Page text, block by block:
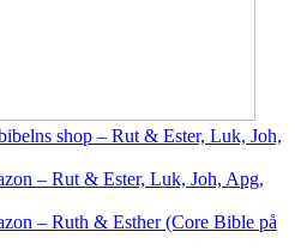
shop – Rut & Ester, Luk, Joh,
– Rut & Ester, Luk, Joh, Apg,
– Ruth & Esther (Core Bible på